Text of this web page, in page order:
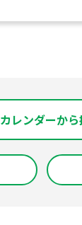
カレンダーか